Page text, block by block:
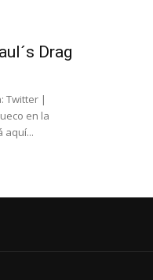
Drag
Twitter |
en la
aquí...